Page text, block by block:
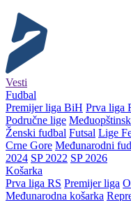
Vesti
Fudbal
Premijer liga BiH Prva liga
Područne lige
Ženski fudbal Futsal Lige
Crne Gore Međunarodni
2024 SP 2022 SP 2026
Košarka
Prva liga RS Premijer liga
Međunarodna košarka